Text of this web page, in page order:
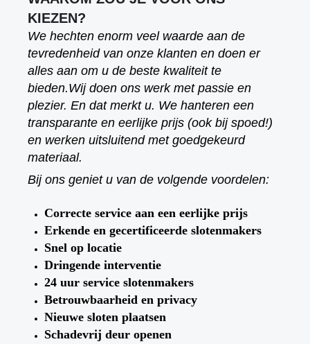
KIEZEN?
We hechten enorm veel waarde aan de
tevredenheid van onze klanten en doen er
alles aan om u de beste kwaliteit te
bieden.Wij doen ons werk met passie en
plezier. En dat merkt u. We hanteren een
transparante en eerlijke prijs (ook bij spoed!)
en werken uitsluitend met goedgekeurd
materiaal.
Bij ons geniet u van de volgende voordelen:
Correcte service aan een eerlijke prijs
Erkende en gecertificeerde slotenmakers
Snel op locatie
Dringende interventie
24 uur service slotenmakers
Betrouwbaarheid en privacy
Nieuwe sloten plaatsen
Schadevrij deur openen